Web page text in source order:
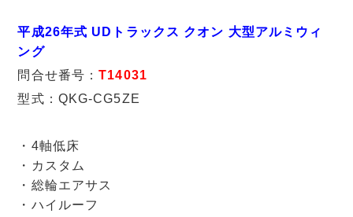
平成26年式 UDトラックス クオン 大型アルミウィ
ング
問合せ番号：T14031
型式：QKG-CG5ZE
・4軸低床
・カスタム
・総輪エアサス
・ハイルーフ